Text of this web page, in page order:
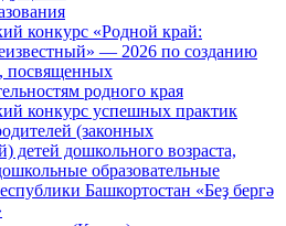
конкурс «Родной край:
— 2026 по созданию
посвященных
родного края
конкурс успешных практик
(законных
детей дошкольного возраста,
образовательные
Башкортостан «Беҙ бергә